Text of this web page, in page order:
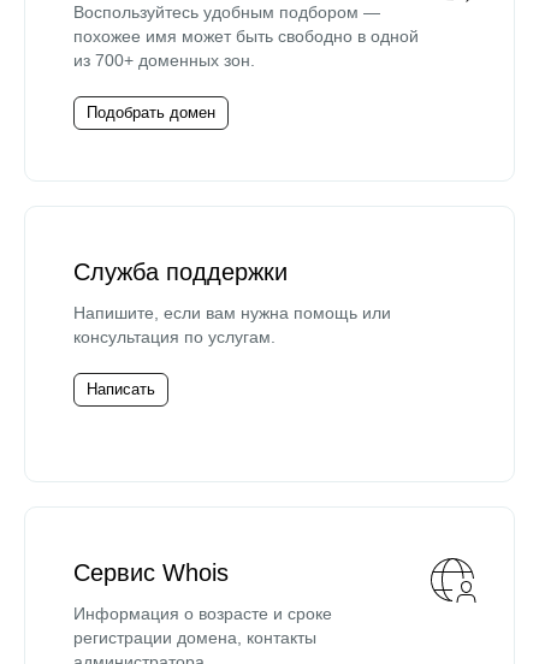
Воспользуйтесь удобным подбором —
похожее имя может быть свободно в одной
из 700+ доменных зон.
Подобрать домен
Служба поддержки
Напишите, если вам нужна помощь или
консультация по услугам.
Написать
Сервис Whois
Информация о возрасте и сроке
регистрации домена, контакты